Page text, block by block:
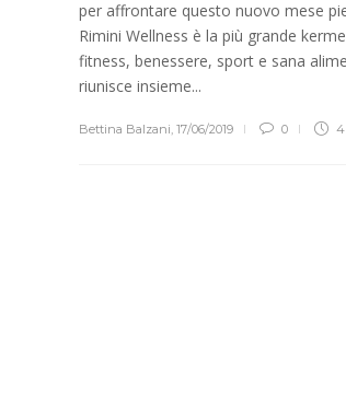
per affrontare questo nuovo mese
Rimini Wellness è la più grande
fitness, benessere, sport e sana
riunisce insieme...
Bettina Balzani, 17/06/2019 0